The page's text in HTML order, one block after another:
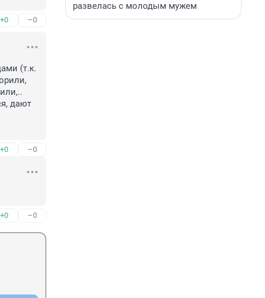
+0 –0
(т.к.
дают
+0 –0
+0 –0
развелась с молодым мужем